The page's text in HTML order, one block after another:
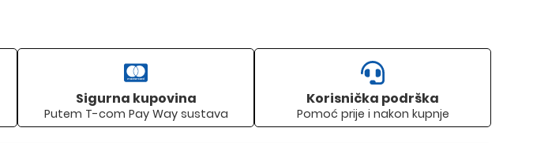
Sigurna kupovina
Putem T-com Pay Way sustava
Korisnička podrška
Pomoć prije i nakon kupnje